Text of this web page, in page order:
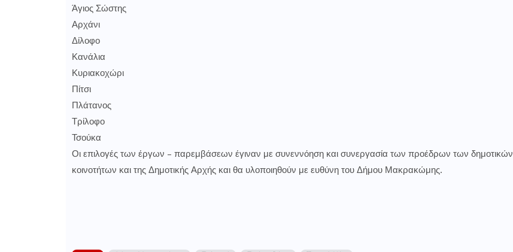
Άγιος Σώστης
Αρχάνι
Δίλοφο
Κανάλια
Κυριακοχώρι
Πίτσι
Πλάτανος
Τρίλοφο
Τσούκα
Οι επιλογές των έργων – παρεμβάσεων έγιναν με συνεννόηση και συνεργασία των προέδρων των δημοτικών
κοινοτήτων και της Δημοτικής Αρχής και θα υλοποιηθούν με ευθύνη του Δήμου Μακρακώμης.